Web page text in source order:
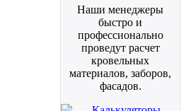
Наши менеджеры
быстро и
профессионально
проведут расчет
кровельных
материалов, заборов,
фасадов.